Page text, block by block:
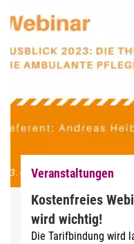
Veranstaltungen
Kostenfreies
wird wichtig!
Die Tarifbindung wird